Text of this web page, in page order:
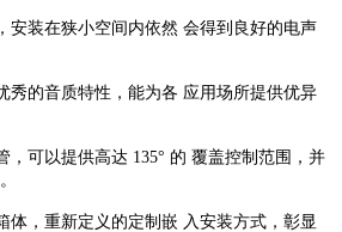
安装在狭小空间内依然 会得到良好的电声
秀的音质特性，能为各 应用场所提供优异
，可以提供高达 135° 的 覆盖控制范围，并
体，重新定义的定制嵌 入安装方式，彰显